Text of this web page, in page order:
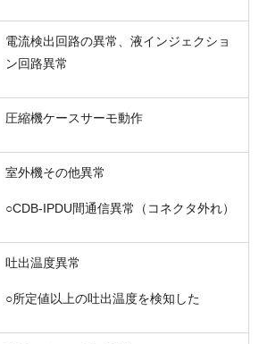
電流検出回路の異常、液インジェクショ
ン回路異常
圧縮機ケースサーモ動作
室外機その他異常
○CDB-IPDU間通信異常（コネクタ外れ）
吐出温度異常
○所定値以上の吐出温度を検知した